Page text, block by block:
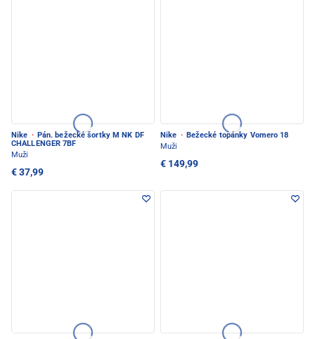
Nike · Pán. bežecké šortky M NK DF
CHALLENGER 7BF
Muži
€ 37,99
Nike · Bežecké topánky Vomero 18
Muži
€ 149,99